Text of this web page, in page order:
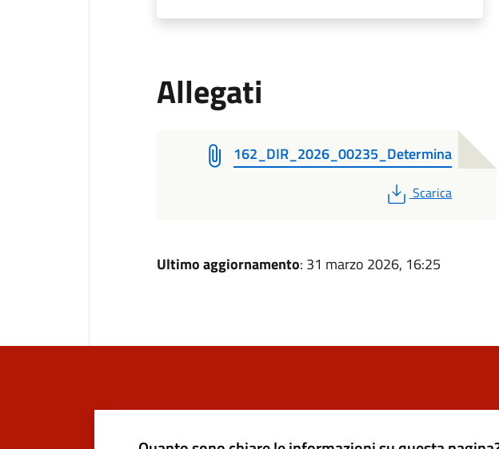
Allegati
162_DIR_2026_00235_Determina
PDF
Scarica
Ultimo aggiornamento: 31 marzo 2026, 16:25